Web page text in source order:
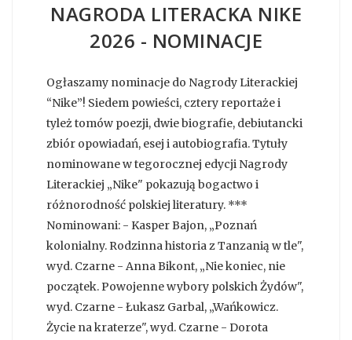
NAGRODA LITERACKA NIKE
2026 - NOMINACJE
Ogłaszamy nominacje do Nagrody Literackiej
“Nike”! Siedem powieści, cztery reportaże i
tyleż tomów poezji, dwie biografie, debiutancki
zbiór opowiadań, esej i autobiografia. Tytuły
nominowane w tegorocznej edycji Nagrody
Literackiej „Nike" pokazują bogactwo i
różnorodność polskiej literatury. ***
Nominowani: - Kasper Bajon, „Poznań
kolonialny. Rodzinna historia z Tanzanią w tle",
wyd. Czarne - Anna Bikont, „Nie koniec, nie
początek. Powojenne wybory polskich Żydów",
wyd. Czarne - Łukasz Garbal, „Wańkowicz.
Życie na kraterze", wyd. Czarne - Dorota